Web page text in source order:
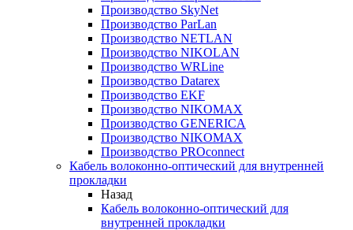
Производство SkyNet
Производство ParLan
Производство NETLAN
Производство NIKOLAN
Производство WRLine
Производство Datarex
Производство EKF
Производство NIKOMAX
Производство GENERICA
Производство NIKOMAX
Производство PROconnect
Кабель волоконно-оптический для внутренней
прокладки
Назад
Кабель волоконно-оптический для
внутренней прокладки